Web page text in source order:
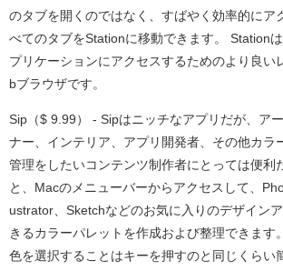
のタブを開くのではなく、すばやく効率的にア
べてのタブをStationに移動できます。 Station
プリケーションにアクセスするためのより良い
bブラウザです。
Sip（$ 9.99） - Sipはニッチなアプリだが、ア
ナー、インテリア、アプリ開発者、その他カラ
管理をしたいコンテンツ制作者にとっては便利
と、Macのメニューバーからアクセスして、
ustrator、Sketchなどのお気に入りのデザイン
きるカラーパレットを作成および整理できます
色を選択することはキーを押すのと同じくらい